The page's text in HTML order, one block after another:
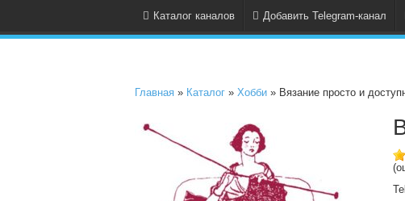
Каталог каналов Добавить Telegram-канал
Главная » Каталог » Хобби » Вязание просто и